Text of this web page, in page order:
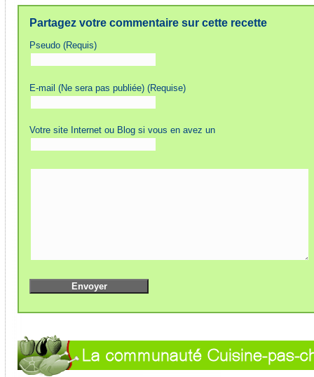
Partagez votre commentaire sur cette recette
Pseudo (Requis)
E-mail (Ne sera pas publiée) (Requise)
Votre site Internet ou Blog si vous en avez un